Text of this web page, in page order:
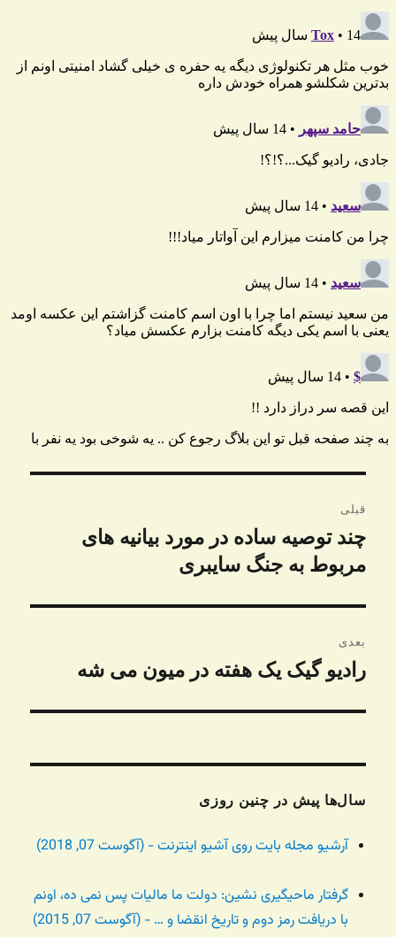
نوشته
قبلی
نوشته
چند توصیه ساده در مورد بیانیه های
مربوط به جنگ سایبری
بعدی
نوشته
رادیو گیک یک هفته در میون می شه
سال‌ها پیش در چنین روزی
آرشیو مجله بایت روی آشیو اینترنت - (آگوست 07, 2018)
گرفتار ماحیگیری نشین: دولت ما مالیات پس نمی ده، اونم
با دریافت رمز دوم و تاریخ انقضا و … - (آگوست 07, 2015)